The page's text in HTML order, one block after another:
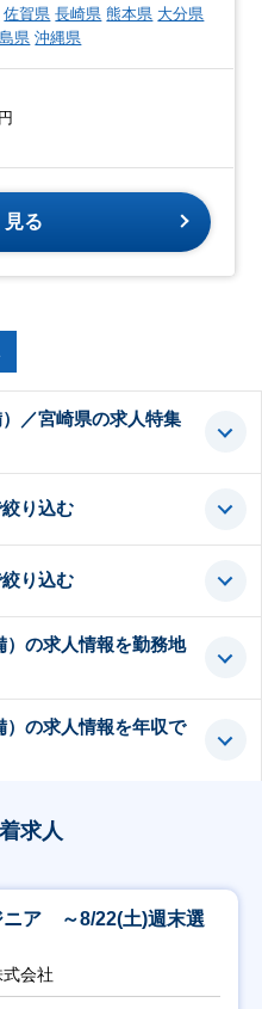
佐賀県 長崎県 熊本県 大分県
県 沖縄県
見る
／宮崎県の求人特集
り込む
り込む
の求人情報を勤務地
の求人情報を年収で
求人
ニア ～8/22(土)週末選
会社